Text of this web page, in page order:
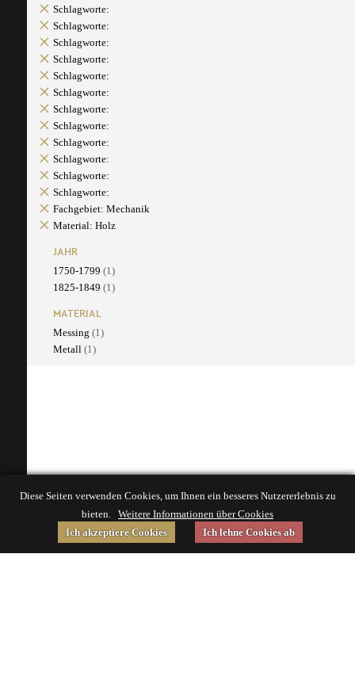
Schlagworte:
Schlagworte:
Schlagworte:
Schlagworte:
Schlagworte:
Schlagworte:
Schlagworte:
Schlagworte:
Schlagworte:
Schlagworte:
Schlagworte:
Schlagworte:
Fachgebiet: Mechanik
Material: Holz
JAHR
1750-1799 (1)
1825-1849 (1)
MATERIAL
Messing (1)
Metall (1)
Diese Seiten verwenden Cookies, um Ihnen ein besseres Nutzererlebnis zu
bieten. Weitere Informationen über Cookies
Ich akzeptiere Cookies
Ich lehne Cookies ab